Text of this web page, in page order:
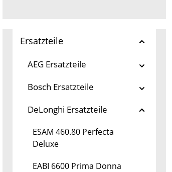
Ersatzteile
AEG Ersatzteile
Bosch Ersatzteile
DeLonghi Ersatzteile
ESAM 460.80 Perfecta
Deluxe
EABI 6600 Prima Donna